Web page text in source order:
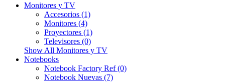
Monitores y TV
Accesorios (1)
Monitores (4)
Proyectores (1)
Televisores (0)
Show All Monitores y TV
Notebooks
Notebook Factory Ref (0)
Notebook Nuevas (7)